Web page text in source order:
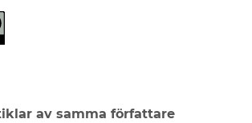
av samma författare